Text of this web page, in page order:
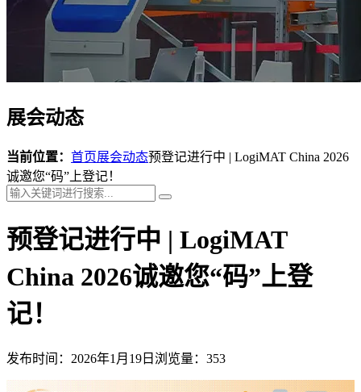
展会动态
当前位置： 首页展会动态预登记进行中 | LogiMAT China 2026
诚邀您“码”上登记！
预登记进行中 | LogiMAT
China 2026诚邀您“码”上登
记！
发布时间：2026年1月19日 浏览量：353